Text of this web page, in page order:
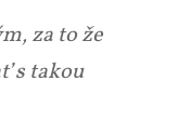
za to že
s takou